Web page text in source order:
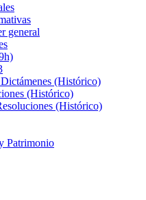
general
(Histórico)
(Histórico)
(Histórico)
Patrimonio